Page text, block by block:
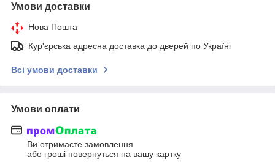
Умови доставки
Нова Пошта
Кур'єрська адресна доставка до дверей по Україні
Всі умови доставки
Умови оплати
Ви отримаєте замовлення
або гроші повернуться на вашу картку